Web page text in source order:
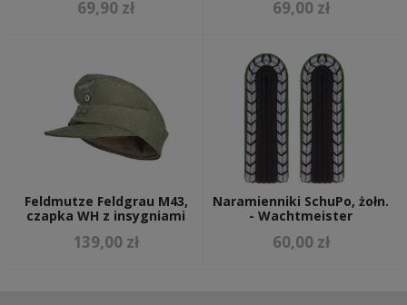
69,90 zł 69,00 zł
Feldmutze Feldgrau M43,
czapka WH z insygniami
139,00 zł
Naramienniki SchuPo, żołn.
- Wachtmeister
60,00 zł